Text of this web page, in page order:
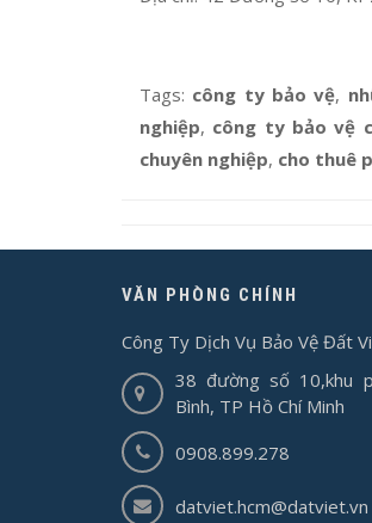
Tags: công ty bảo vệ,
nghiệp, công ty bảo vệ
chuyên nghiệp, cho thuê
VĂN PHÒNG CHÍNH
Công Ty Dịch Vụ Bảo Vệ Đất
38 đường số 10,khu
Bình, TP Hồ Chí Minh
0908.899.278
datviet.hcm@datviet.vn